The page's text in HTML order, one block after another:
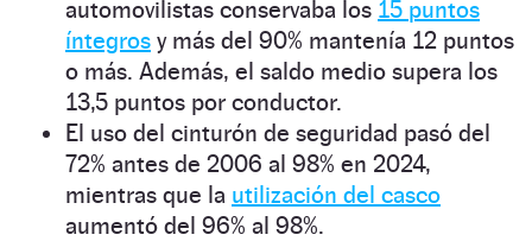
automovilistas conservaba los 15 puntos
íntegros y más del 90% mantenía 12 puntos
o más. Además, el saldo medio supera los
13,5 puntos por conductor.
El uso del cinturón de seguridad pasó del
72% antes de 2006 al 98% en 2024,
mientras que la utilización del casco
aumentó del 96% al 98%.